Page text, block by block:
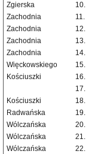
Zgierska
10.
Zachodnia
11.
Zachodnia
12.
Zachodnia
13.
Zachodnia
14.
Więckowskiego
15.
Kościuszki
16.
17.
Kościuszki
18.
Radwańska
19.
Wólczańska
20.
Wólczańska
21.
Wólczańska
22.